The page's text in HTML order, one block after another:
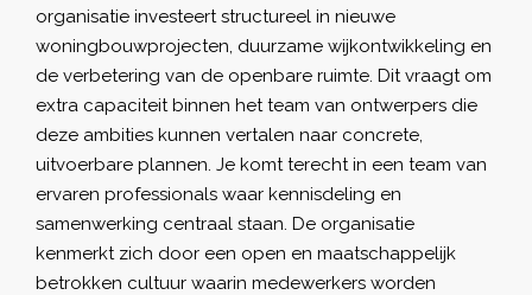
organisatie investeert structureel in nieuwe
woningbouwprojecten, duurzame wijkontwikkeling en
de verbetering van de openbare ruimte. Dit vraagt om
extra capaciteit binnen het team van ontwerpers die
deze ambities kunnen vertalen naar concrete,
uitvoerbare plannen. Je komt terecht in een team van
ervaren professionals waar kennisdeling en
samenwerking centraal staan. De organisatie
kenmerkt zich door een open en maatschappelijk
betrokken cultuur waarin medewerkers worden